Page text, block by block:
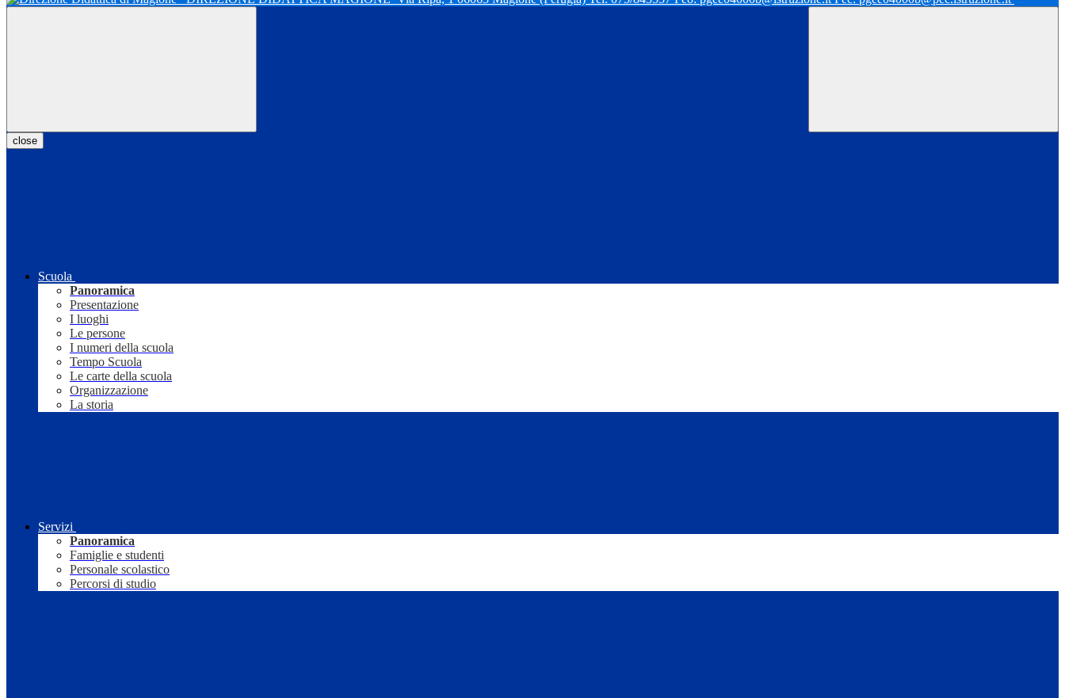
close
Scuola
Panoramica
Presentazione
I luoghi
Le persone
I numeri della scuola
Tempo Scuola
Le carte della scuola
Organizzazione
La storia
Servizi
Panoramica
Famiglie e studenti
Personale scolastico
Percorsi di studio